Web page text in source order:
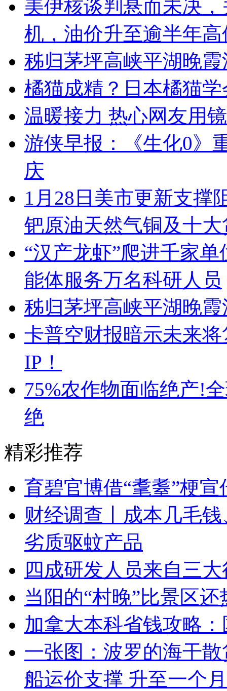
美伊核谈判悬而未决
机，油价升至逾半年高
秭归茅坪高峡平湖晚霞
橘猫成精？日本橘猫
温暖接力 热心网友用
游侠早报：《生化0》
庆
1月28日美市更新支撑
钯原油天然气铜及十
“汉产龙虾”爬进千家
能体服务万名科研人员
秭归茅坪高峡平湖晚霞
卡普空财报暗示未来
IP！
75%农作物面临绝产!
绝
精彩推荐
育碧官博借“耄耋”梗
财经调查丨成本几毛
劣质驱蚊产品
四成研发人员来自三
当阳的“村晚”比景区还
加拿大本科省钱攻略
一张图：波罗的海干
船运价支撑 升至一个